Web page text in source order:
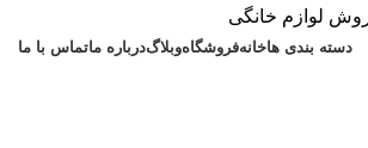
دسته بندی هاخانهفروشگاهوبلاگدرباره ماتماس با ما